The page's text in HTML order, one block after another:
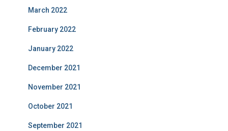
March 2022
February 2022
January 2022
December 2021
November 2021
October 2021
September 2021